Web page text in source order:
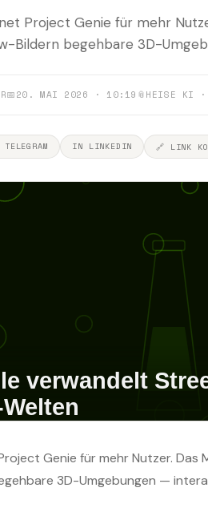
Project Genie für mehr
Bildern begehbare 3D-
📅20. MAI 2026 · 10:19 📎HEISE KI
IN LINKEDIN 🔗 LINK
Genie für mehr Nutzer.
3D-Umgebungen —